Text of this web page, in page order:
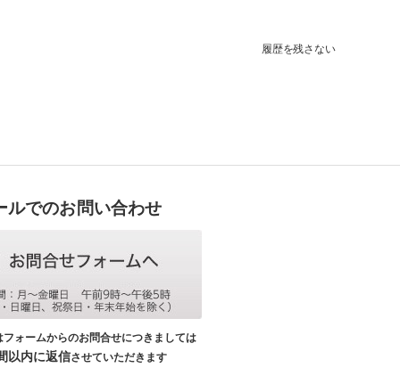
履歴を残さない
ルでのお問い合わせ
フォームからのお問合せにつきましては
以内に返信させていただきます